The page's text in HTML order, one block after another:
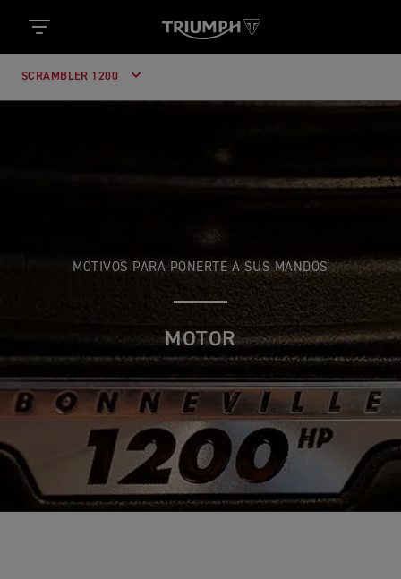
SCRAMBLER 1200
MOTIVOS PARA PONERTE A SUS MANDOS
MOTOR